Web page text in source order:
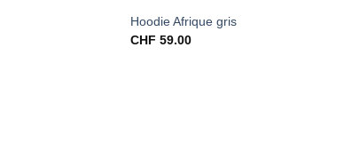
Hoodie Afrique gris
CHF 59.00